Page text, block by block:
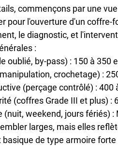
commençons par une
pour l'ouverture d'un coffre-
le diagnostic, et
:
oublié, by-pass) : 150 à 350
crochetage) :
(perçage contrôlé) : 400
(coffres Grade III et plus) :
weekend, jours fériés) :
larges, mais elles
de type armoire